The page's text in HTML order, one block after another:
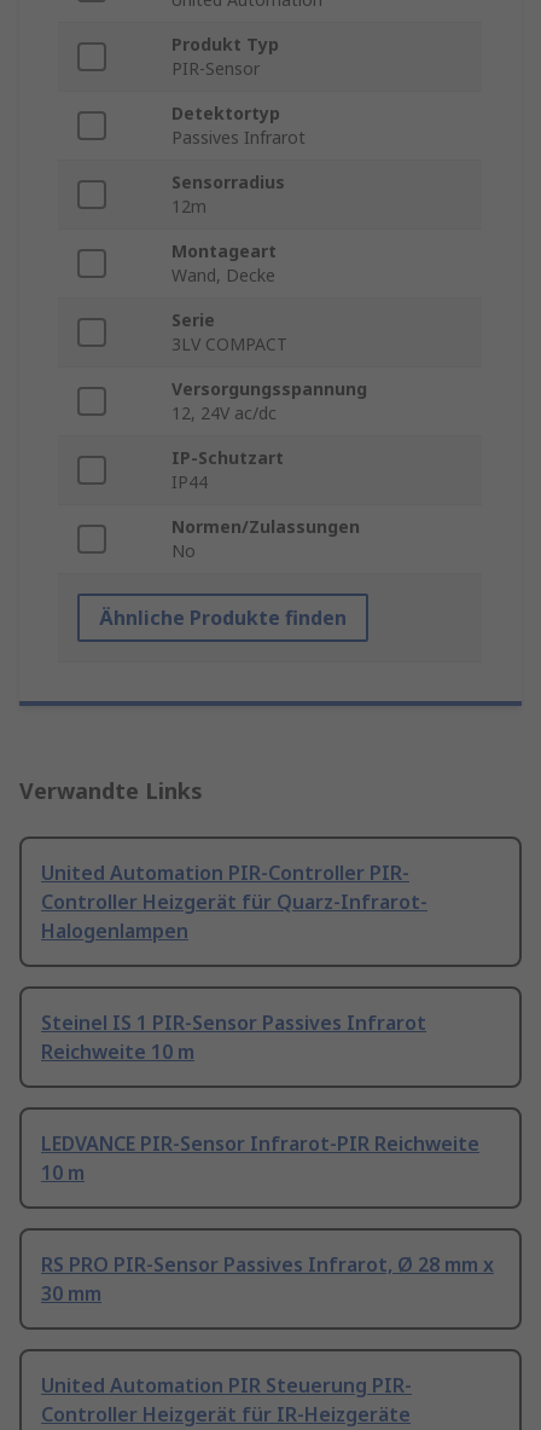
Produkt Typ
PIR-Sensor
Detektortyp
Passives Infrarot
Sensorradius
12m
Montageart
Wand, Decke
Serie
3LV COMPACT
Versorgungsspannung
12, 24V ac/dc
IP-Schutzart
IP44
Normen/Zulassungen
No
Ähnliche Produkte finden
Verwandte Links
United Automation PIR-Controller PIR-
Controller Heizgerät für Quarz-Infrarot-
Halogenlampen
Steinel IS 1 PIR-Sensor Passives Infrarot
Reichweite 10 m
LEDVANCE PIR-Sensor Infrarot-PIR Reichweite
10 m
RS PRO PIR-Sensor Passives Infrarot, Ø 28 mm x
30 mm
United Automation PIR Steuerung PIR-
Controller Heizgerät für IR-Heizgeräte